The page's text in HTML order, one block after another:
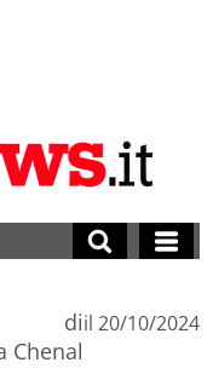
di
Chenal
il 20/10/2024